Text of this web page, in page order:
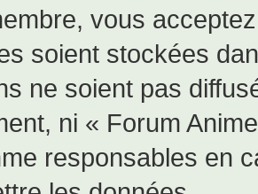
vous
soient stockées
ne soient pas
ni « Forum
responsables en